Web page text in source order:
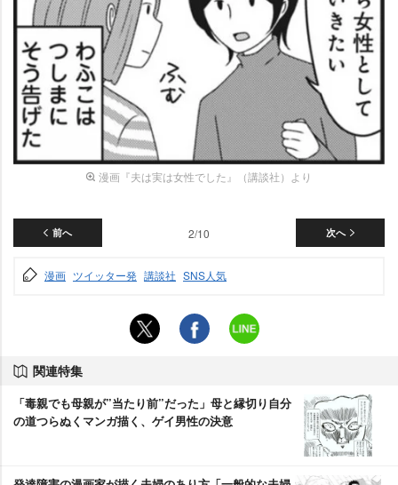
漫画『夫は実は女性でした』（講談社）より
前へ 次へ
2/10
漫画 ツイッター発 講談社 SNS人気
関連特集
「毒親でも母親が”当たり前”だった」母と縁切り自分
の道つらぬくマンガ描く、ゲイ男性の決意